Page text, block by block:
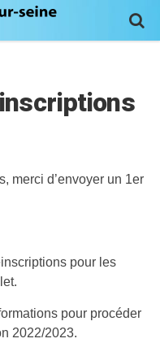
merci d’envoyer un 1er
pour les
pour procéder
2022/2023.